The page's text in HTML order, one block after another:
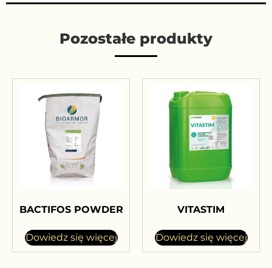
Pozostałe produkty
BACTIFOS POWDER
Dowiedz się więcej
VITASTIM
Dowiedz się więcej